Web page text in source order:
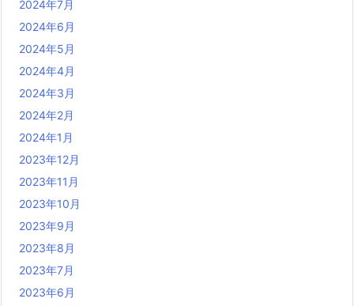
2024年7月
2024年6月
2024年5月
2024年4月
2024年3月
2024年2月
2024年1月
2023年12月
2023年11月
2023年10月
2023年9月
2023年8月
2023年7月
2023年6月